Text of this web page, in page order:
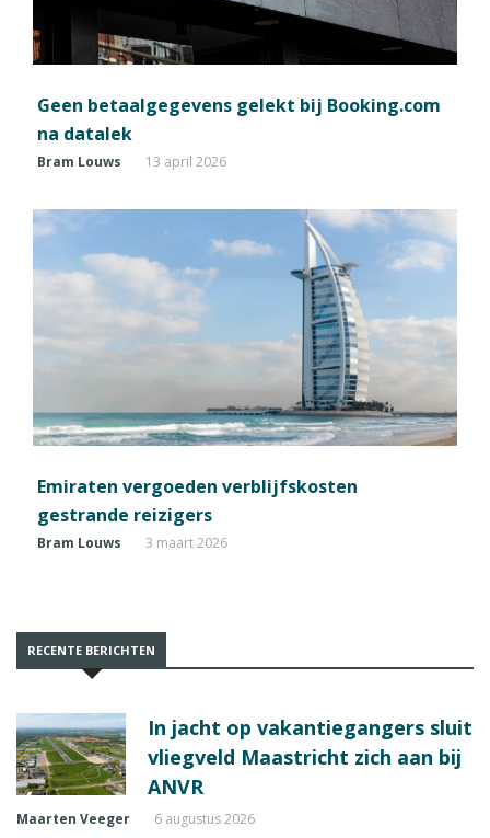
Geen betaalgegevens gelekt bij Booking.com
na datalek
Bram Louws 13 april 2026
Emiraten vergoeden verblijfskosten
gestrande reizigers
Bram Louws 3 maart 2026
RECENTE BERICHTEN
In jacht op vakantiegangers sluit
vliegveld Maastricht zich aan bij
ANVR
Maarten Veeger 6 augustus 2026